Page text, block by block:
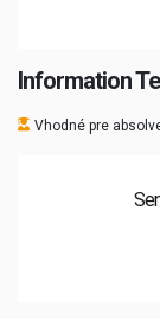
Information
Vhodné pre